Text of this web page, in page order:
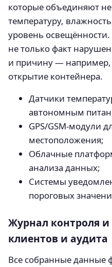
которые объединяют
температуру,
уровень освещённости.
не только факт
и причину —
открытие контейнера.
Датчики
автономным
GPS/GSM-модули
местоположения;
Облачные
анализа данных;
Системы
пороговых
Журнал контроля и
клиентов и аудита
Все собранные данные